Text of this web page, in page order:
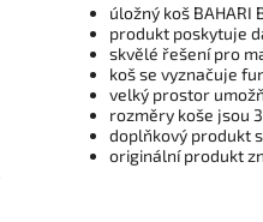
úložný koš BAHARI
produkt poskytuje
skvělé řešení pro
koš se vyznačuje
velký prostor
rozměry koše jsou
doplňkový produkt
originální produkt